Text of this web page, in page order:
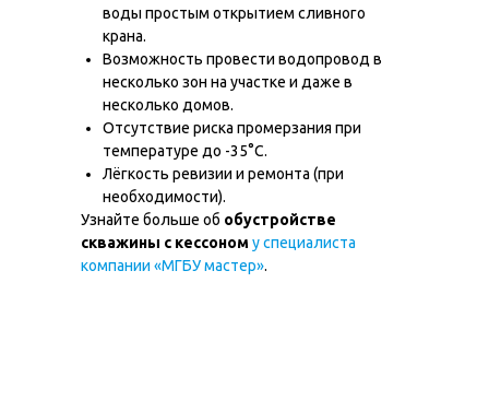
воды простым открытием сливного
крана.
Возможность провести водопровод в
несколько зон на участке и даже в
несколько домов.
Отсутствие риска промерзания при
температуре до -35°C.
Лёгкость ревизии и ремонта (при
необходимости).
Узнайте больше об обустройстве
скважины с кессоном у специалиста
компании «МГБУ мастер».
Все права защищены. Копирование и использование
информации с сайта без согласия владельца запрещены
и преследуется по закону
© 2012-2025 МГБУ Мастер
файлов
Согласие на обработку персональных данных
Политика конфиденциальности